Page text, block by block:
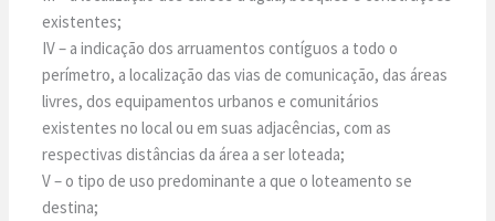
existentes;
IV – a indicação dos arruamentos contíguos a todo o
perímetro, a localização das vias de comunicação, das áreas
livres, dos equipamentos urbanos e comunitários
existentes no local ou em suas adjacências, com as
respectivas distâncias da área a ser loteada;
V – o tipo de uso predominante a que o loteamento se
destina;